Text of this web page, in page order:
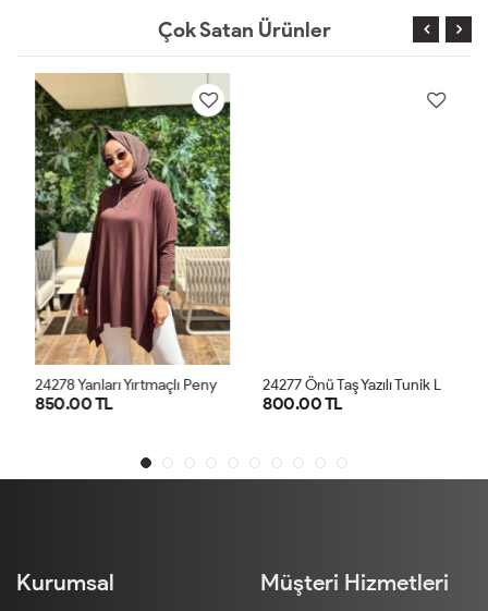
Çok Satan Ürünler
2
4278 Yanları Yırtmaçlı Penye Tunik Kahve
850.00 TL 800.00 TL
Kurumsal Müşteri Hizmetleri